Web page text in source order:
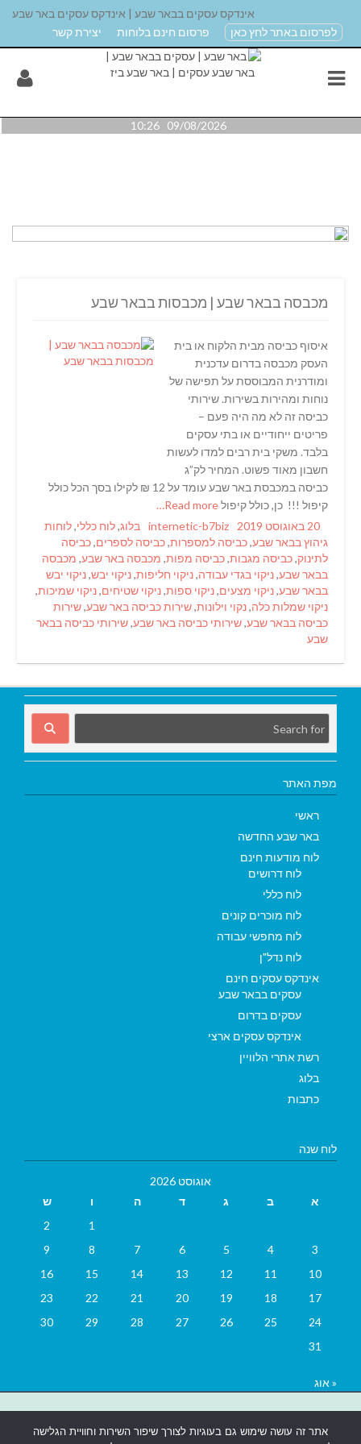
אינדקס עסקים בבאר שבע | אינדקס עסקים באר שבע
לפרסום באתר לחץ כאן
פרסום חינם בלוחות יצירת קשר
09/08/2026 10:26
מכבסה בבאר שבע | מכבסות בבאר שבע
איסוף כביסה מבית הלקוח או בית
העסק מכבסה בדרום עדכנית
ומודרנית המבוססת על תפישה של
נוחות ומהירות בשירות. שירותי
כביסה זה לא מה היה פעם –
פריטים ייחודיים או בתי עסקים
בלבד. משקי בית רבים למדו לעשות
חשבון מאוד פשוט. המחיר לק”ג
כביסה במכבסת באר שבע עומד על 12 ₪ לקילו בסך הכל כולל
קיפול !!! כן, כולל קיפול
Posted
on
20 באוגוסט 2019 Author
internetic-b7biz
Categories
בלוג,לוח כללי,לוחות
גיהוץ בבאר שבע,כביסה למספרות,כביסה לספרים,כביסה
לתינוק,כביסה מגבות,כביסה מפות, מכבסה באר שבע, מכבסה
בבאר שבע,ניקוי בגדי עבודה,ניקוי חליפות,ניקוי יבש,ניקוי יבש
בבאר שבע,ניקוי מצעים,ניקוי ספות,ניקוי שטיחים,ניקוי שמיכות,
ניקוי שמלות כלה,נקוי וילונות,שירות כביסה באר שבע,שירות
כביסה בבאר שבע,שירותי כביסה באר שבע,שירותי כביסה בבאר
שבע
מפת האתר
ראשי
באר שבע החדשה
לוח מודעות חינם
לוח דרושים
לוח כללי
לוח מוכרים קונים
לוח מחפשי עבודה
לוח נדל"ן
אינדקס עסקים חינם
עסקים בבאר שבע
עסקים בדרום
אינדקס עסקים ארצי
רשת אתרי הלוויין
בלוג
כתבות
לוח שנה
אוגוסט 2026
א
ב ג ד ה ו
ש
1
2
3
4
5
6
7
8
9
10
11
12
13
14
15
16
17
18
19
20
21
22
23
24
25
26
27
28
29
30
31
« אוג
אתרים בבאר שבע|
אתר זה עושה שימוש גם בעוגיות לצורך שיפור השירות וחוויית הגלישה